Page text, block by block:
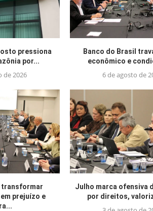
pressiona
por...
de 2026
Banco do Brasil
econômico e
6 de agosto de
transformar
prejuízo e
Julho marca ofensiva
por direitos,